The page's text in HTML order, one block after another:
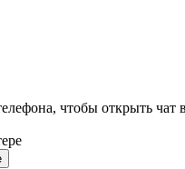
чтобы открыть чат в